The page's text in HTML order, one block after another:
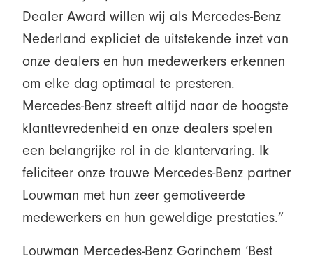
Dealer Award willen wij als Mercedes-Benz
Nederland expliciet de uitstekende inzet van
onze dealers en hun medewerkers erkennen
om elke dag optimaal te presteren.
Mercedes-Benz streeft altijd naar de hoogste
klanttevredenheid en onze dealers spelen
een belangrijke rol in de klantervaring. Ik
feliciteer onze trouwe Mercedes-Benz partner
Louwman met hun zeer gemotiveerde
medewerkers en hun geweldige prestaties.”
Louwman Mercedes-Benz Gorinchem ‘Best